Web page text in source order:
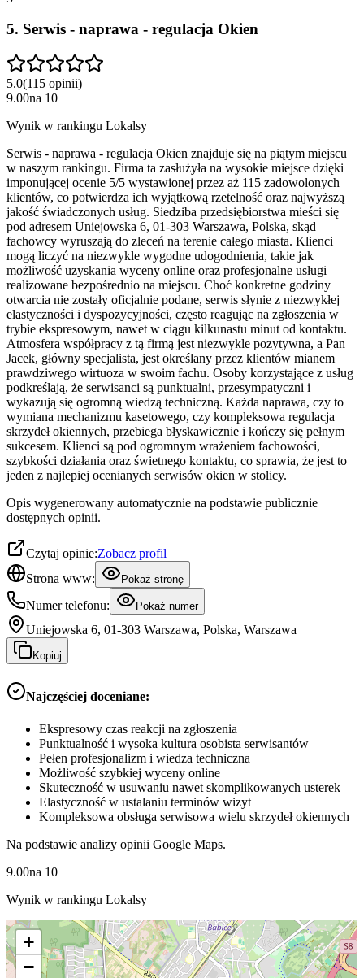
5. Serwis - naprawa - regulacja Okien
5.0(115 opinii)
9.00na 10
Wynik w rankingu Lokalsy
Serwis - naprawa - regulacja Okien znajduje się na piątym miejscu
w naszym rankingu. Firma ta zasłużyła na wysokie miejsce dzięki
imponującej ocenie 5/5 wystawionej przez aż 115 zadowolonych
klientów, co potwierdza ich wyjątkową rzetelność oraz najwyższą
jakość świadczonych usług. Siedziba przedsiębiorstwa mieści się
pod adresem Uniejowska 6, 01-303 Warszawa, Polska, skąd
fachowcy wyruszają do zleceń na terenie całego miasta. Klienci
mogą liczyć na niezwykle wygodne udogodnienia, takie jak
możliwość uzyskania wyceny online oraz profesjonalne usługi
realizowane bezpośrednio na miejscu. Choć konkretne godziny
otwarcia nie zostały oficjalnie podane, serwis słynie z niezwykłej
elastyczności i dyspozycyjności, często reagując na zgłoszenia w
trybie ekspresowym, nawet w ciągu kilkunastu minut od kontaktu.
Atmosfera współpracy z tą firmą jest niezwykle pozytywna, a Pan
Jacek, główny specjalista, jest określany przez klientów mianem
prawdziwego wirtuoza w swoim fachu. Osoby korzystające z usług
podkreślają, że serwisanci są punktualni, przesympatyczni i
wykazują się ogromną wiedzą techniczną. Każda naprawa, czy to
wymiana mechanizmu kasetowego, czy kompleksowa regulacja
skrzydeł okiennych, przebiega błyskawicznie i kończy się pełnym
sukcesem. Klienci są pod ogromnym wrażeniem fachowości,
szybkości działania oraz świetnego kontaktu, co sprawia, że jest to
jeden z najlepiej ocenianych serwisów okien w stolicy.
Opis wygenerowany automatycznie na podstawie publicznie
dostępnych opinii.
Czytaj opinie:Zobacz profil
Strona www:
Pokaż stronę
Numer telefonu: Pokaż numer
Uniejowska 6, 01-303 Warszawa, Polska, Warszawa
Kopiuj
Najczęściej doceniane:
Ekspresowy czas reakcji na zgłoszenia
Punktualność i wysoka kultura osobista serwisantów
Pełen profesjonalizm i wiedza techniczna
Możliwość szybkiej wyceny online
Skuteczność w usuwaniu nawet skomplikowanych usterek
Elastyczność w ustalaniu terminów wizyt
Kompleksowa obsługa serwisowa wielu skrzydeł okiennych
Na podstawie analizy opinii Google Maps.
9.00na 10
Wynik w rankingu Lokalsy
+
−